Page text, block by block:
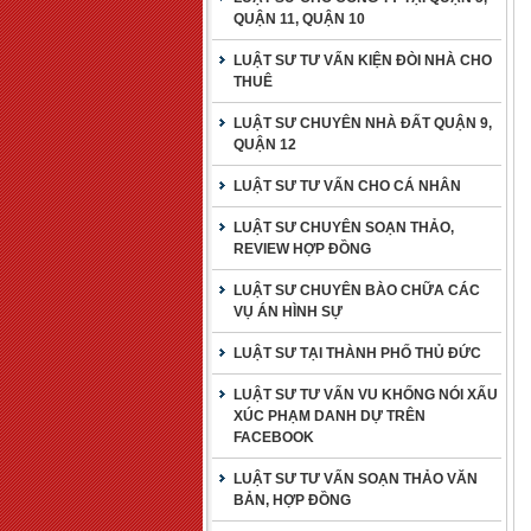
QUẬN 11, QUẬN 10
LUẬT SƯ TƯ VẤN KIỆN ĐÒI NHÀ CHO
THUÊ
LUẬT SƯ CHUYÊN NHÀ ĐẤT QUẬN 9,
QUẬN 12
LUẬT SƯ TƯ VẤN CHO CÁ NHÂN
LUẬT SƯ CHUYÊN SOẠN THẢO,
REVIEW HỢP ĐỒNG
LUẬT SƯ CHUYÊN BÀO CHỮA CÁC
VỤ ÁN HÌNH SỰ
LUẬT SƯ TẠI THÀNH PHỐ THỦ ĐỨC
LUẬT SƯ TƯ VẤN VU KHỐNG NÓI XẤU
XÚC PHẠM DANH DỰ TRÊN
FACEBOOK
LUẬT SƯ TƯ VẤN SOẠN THẢO VĂN
BẢN, HỢP ĐỒNG